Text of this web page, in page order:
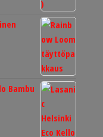
Bambu